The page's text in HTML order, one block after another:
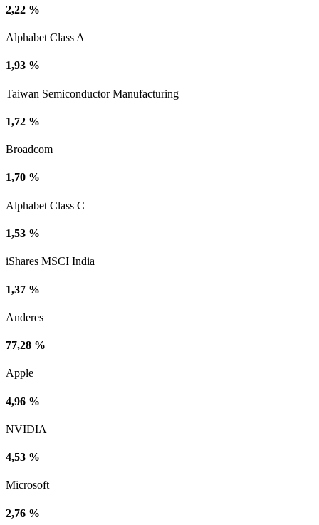
2,22 %
Alphabet Class A
1,93 %
Taiwan Semiconductor Manufacturing
1,72 %
Broadcom
1,70 %
Alphabet Class C
1,53 %
iShares MSCI India
1,37 %
Anderes
77,28 %
Apple
4,96 %
NVIDIA
4,53 %
Microsoft
2,76 %